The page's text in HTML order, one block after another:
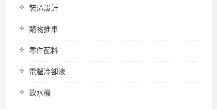
裝潢設計
購物推車
零件配料
電腦冷卻液
飲水機